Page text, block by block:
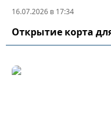
16.07.2026 в 17:34
Открытие корта